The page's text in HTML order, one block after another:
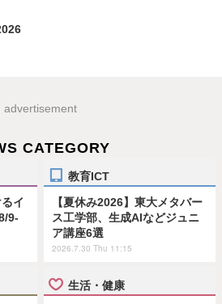
advertisement
CATEGORY
イ
9-
教育ICT
【夏休み2026】東大メタバー
ス工学部、生成AIなどジュニ
ア講座6選
2026.7.30 Thu 11:15
生活・健康